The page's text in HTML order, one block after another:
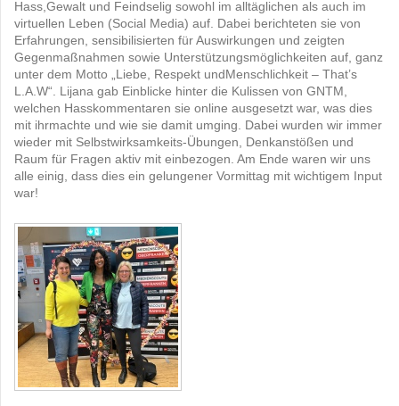
Hass,Gewalt und Feindselig sowohl im alltäglichen als auch im
virtuellen Leben (Social Media) auf. Dabei berichteten sie von
Erfahrungen, sensibilisierten für Auswirkungen und zeigten
Gegenmaßnahmen sowie Unterstützungsmöglichkeiten auf, ganz
unter dem Motto „Liebe, Respekt undMenschlichkeit – That’s
L.A.W“. Lijana gab Einblicke hinter die Kulissen von GNTM,
welchen Hasskommentaren sie online ausgesetzt war, was dies
mit ihrmachte und wie sie damit umging. Dabei wurden wir immer
wieder mit Selbstwirksamkeits-Übungen, Denkanstößen und
Raum für Fragen aktiv mit einbezogen. Am Ende waren wir uns
alle einig, dass dies ein gelungener Vormittag mit wichtigem Input
war!